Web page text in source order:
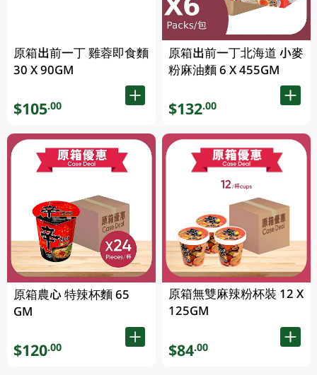
原箱出前一丁 雞蓉即食麵
30 X 90GM
$105.00
原箱農心 特辣杯麵 65
GM
$120.00
原箱出前一丁北海道 小麥
粉麻油麵 6 X 455GM
$132.00
原箱無雙麻辣粉杯裝 12 X
125GM
$84.00